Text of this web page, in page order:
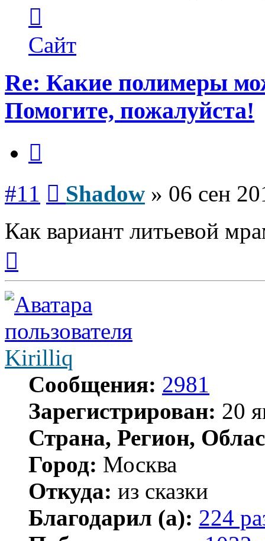
пользователя
Shadow
Сайт
Re: Какие полимеры
Помогите, пожалуйста!
#11 Shadow » 06 сен
Как вариант литьевой
началу
Kirilliq
Сообщения: 2981
Зарегистрирован: 20
Страна, Регион,
Город: Москва
Откуда: из сказки
Благодарил (а): 224